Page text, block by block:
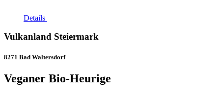
Details
Vulkanland Steiermark
8271 Bad Waltersdorf
Veganer Bio-Heurige